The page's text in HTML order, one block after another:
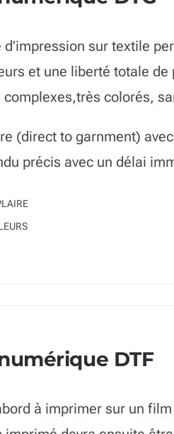
sur textile
et une liberté totale
colorés,
(direct to garnment)
précis avec un délai
DTF
à imprimer sur un